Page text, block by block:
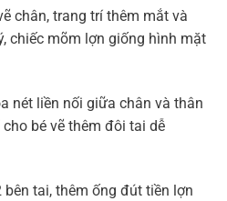
chân, trang trí thêm mắt và
chiếc mõm lợn giống hình mặt
nét liền nối giữa chân và thân
bé vẽ thêm đôi tai dễ
tai, thêm ống đút tiền lợn